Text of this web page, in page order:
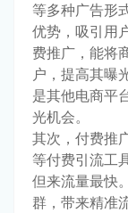
等多种广告形
优势，吸引用
费推广，能将
户，提高其曝
是其他电商平
光机会。
其次，付费推
等付费引流工
但来流量最快
群，带来精准